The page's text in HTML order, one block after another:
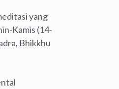
yang
Kamis (14-
Bhikkhu